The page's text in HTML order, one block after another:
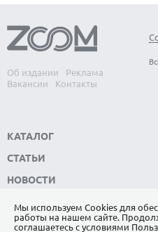
Об издании
Реклама
Вакансии
Контакты
КАТАЛОГ
СТАТЬИ
НОВОСТИ
ПОДПИШИТЕСЬ НА НАС
Мы используем Сookies для
работы на нашем сайте.
соглашаетесь с условиями